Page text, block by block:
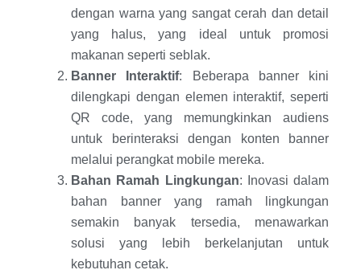
dengan warna yang sangat cerah dan detail
yang halus, yang ideal untuk promosi
makanan seperti seblak.
Banner Interaktif: Beberapa banner kini
dilengkapi dengan elemen interaktif, seperti
QR code, yang memungkinkan audiens
untuk berinteraksi dengan konten banner
melalui perangkat mobile mereka.
Bahan Ramah Lingkungan: Inovasi dalam
bahan banner yang ramah lingkungan
semakin banyak tersedia, menawarkan
solusi yang lebih berkelanjutan untuk
kebutuhan cetak.